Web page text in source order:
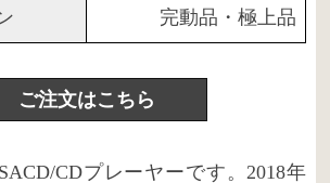
完動品・極上品
ご注文はこちら
CDプレーヤーです。2018年